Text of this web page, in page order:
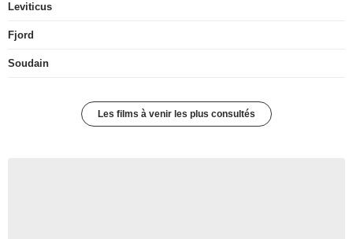
Leviticus
Fjord
Soudain
Les films à venir les plus consultés